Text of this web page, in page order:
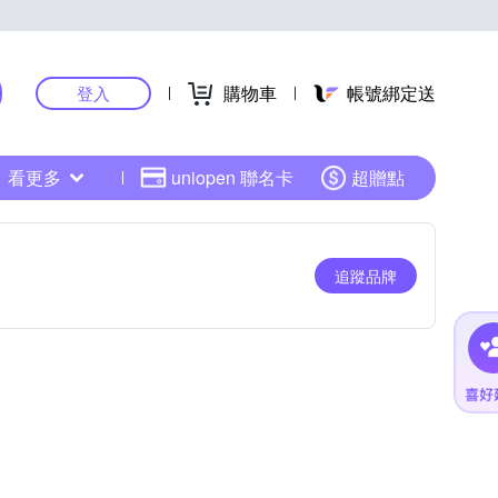
登入 購物車 帳號綁定送
看更多 uniopen 聯名卡 超贈點
追蹤品牌